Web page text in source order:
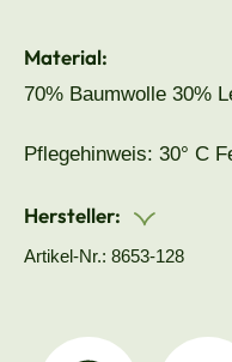
Material:
70% Baumwolle 30%
Pflegehinweis: 30° C
Hersteller:
Artikel-Nr.: 8653-128